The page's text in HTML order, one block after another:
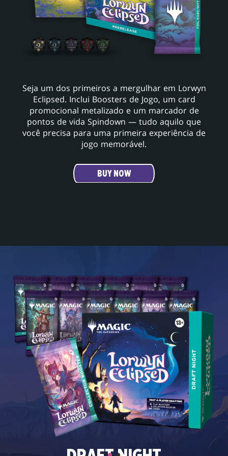
Seja um dos primeiros a mergulhar em Lorwyn
Eclipsed. Inclui Boosters de Jogo, um card
promocional metalizado e um marcador de
pontos de vida Spindown — tudo aquilo que
você precisa para uma primeira experiência de
jogo memorável.
BUY NOW